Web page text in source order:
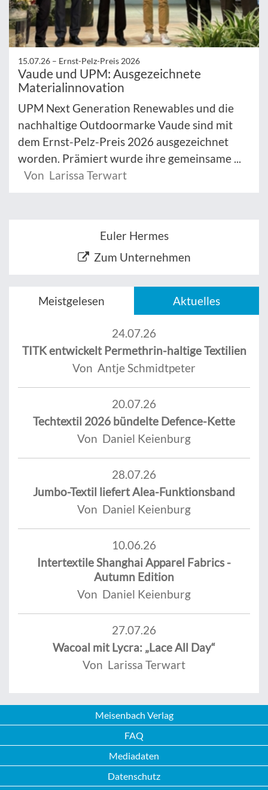
15.07.26 – Ernst-Pelz-Preis 2026
Vaude und UPM: Ausgezeichnete
Materialinnovation
UPM Next Generation Renewables und die
nachhaltige Outdoormarke Vaude sind mit
dem Ernst-Pelz-Preis 2026 ausgezeichnet
worden. Prämiert wurde ihre gemeinsame ...
Von Larissa Terwart
Euler Hermes
Zum Unternehmen
Meistgelesen Aktuelles
24.07.26
TITK entwickelt Permethrin-haltige Textilien
Von Antje Schmidtpeter
20.07.26
Techtextil 2026 bündelte Defence-Kette
Von Daniel Keienburg
28.07.26
Jumbo-Textil liefert Alea-Funktionsband
Von Daniel Keienburg
10.06.26
Intertextile Shanghai Apparel Fabrics -
Autumn Edition
Von Daniel Keienburg
27.07.26
Wacoal mit Lycra: „Lace All Day“
Von Larissa Terwart
Meisenbach Verlag
FAQ
Mediadaten
Datenschutz